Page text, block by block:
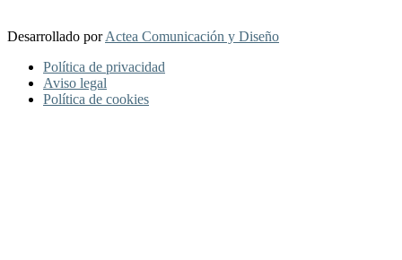
Desarrollado porActea Comunicación y Diseño
Política de privacidad
Aviso legal
Política de cookies